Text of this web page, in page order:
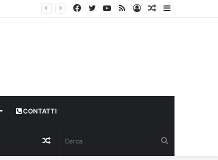
Articolo
Log
RSS
YouTube
Twitter
Facebook
CONTATTI
Articolo